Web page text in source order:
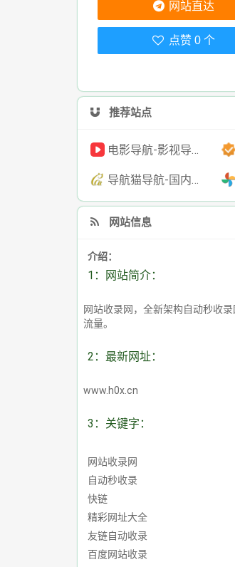
网站直达
点赞 0 个
推荐站点
电影导航-影视导航-电影搜索-影视搜索-电影站收录
导航猫导航-国内专业的技术资源网分类平台
网站信息
介绍：
1：网站简介：
网站收录网，全新架构自动秒收
流量。
2：最新网址：
www.h0x.cn
3：关键字：
网站收录网
自动秒收录
快链
精彩网址大全
友链自动收录
百度网站收录